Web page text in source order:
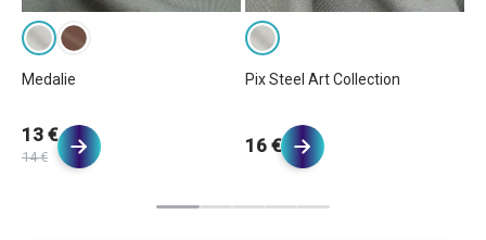
Medalie
13 €
14 €
Pix Steel Art Collection
16 €